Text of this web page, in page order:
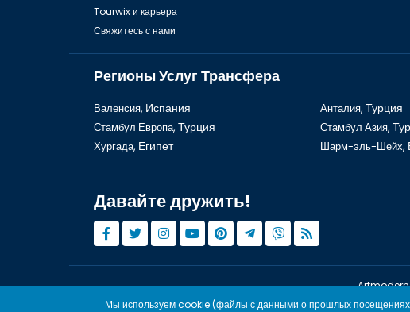
Tourwix и карьера
Свяжитесь с нами
Регионы Услуг Трансфера
Валенсия, Испания Анталия, Турция
Стамбул Европа, Турция Стамбул Азия,
Хургада, Египет Шарм-эль-Шейх,
Давайте дружить!
Artmodern
Мы используем cookie (файлы с данными о прошлых посещениях